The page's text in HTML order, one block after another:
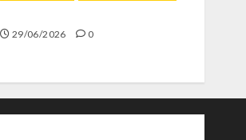
29/06/2026 0